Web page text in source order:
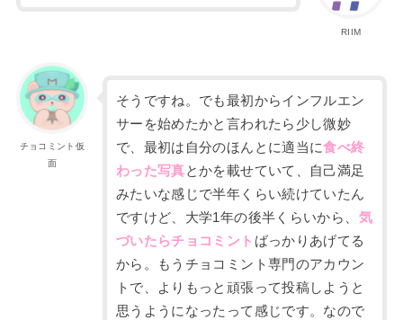
RIIM
チョコミント仮
面
そうですね。でも最初からインフルエン
サーを始めたかと言われたら少し微妙
で、最初は自分のほんとに適当に食べ終
わった写真とかを載せていて、自己満足
みたいな感じで半年くらい続けていたん
ですけど、 大学1年の後半くらいから、 気
づいたらチョコミント ばっかりあげてる
から。
もうチョコミント専門のアカウン
トで、よりもっ と 頑張って投稿しようと
思うようになったって感じです。なので